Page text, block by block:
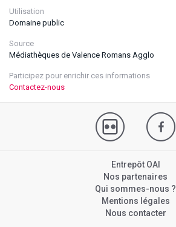
Utilisation
Domaine public
Source
Médiathèques de Valence Romans Agglo
Participez pour enrichir ces informations
Contactez-nous
Entrepôt OAI
Nos partenaires
Qui sommes-nous ?
Mentions légales
Nous contacter